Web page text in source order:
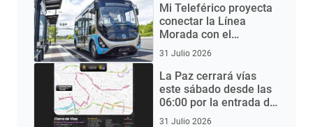
Mi Teleférico proyecta
conectar la Línea
Morada con el
Aeropuerto de El Alto
mediante buses
eléctricos
31 Julio 2026
La Paz cerrará vías
este sábado desde las
06:00 por la entrada del
Gran Poder 2026
31 Julio 2026